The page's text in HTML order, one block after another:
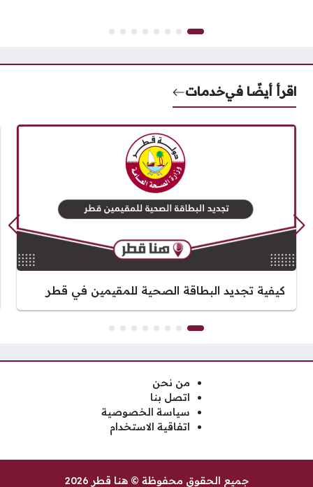
اقرأ أيضًا فيخدمات
كيفية تجديد البطاقة الصحية للمقيمين في قطر
من نحن
اتصل بنا
سياسة الخصوصية
اتفاقية الاستخدام
جميع الحقوق محفوظة © هنا قطر 2026